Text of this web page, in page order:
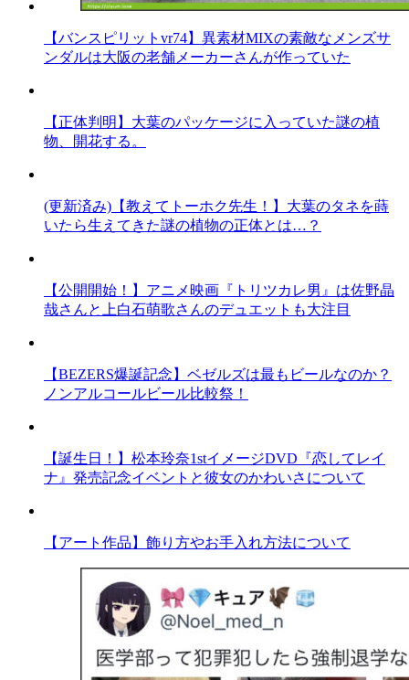
【バンスピリットvr74】異素材MIXの素敵なメンズサ
ンダルは大阪の老舗メーカーさんが作っていた
【正体判明】大葉のパッケージに入っていた謎の植
物、開花する。
(更新済み)【教えてトーホク先生！】大葉のタネを蒔
いたら生えてきた謎の植物の正体とは…？
【公開開始！】アニメ映画『トリツカレ男』は佐野晶
哉さんと上白石萌歌さんのデュエットも大注目
【BEZERS爆誕記念】ベゼルズは最もビールなのか？
ノンアルコールビール比較祭！
【誕生日！】松本玲奈1stイメージDVD『恋してレイ
ナ』発売記念イベントと彼女のかわいさについて
【アート作品】飾り方やお手入れ方法について